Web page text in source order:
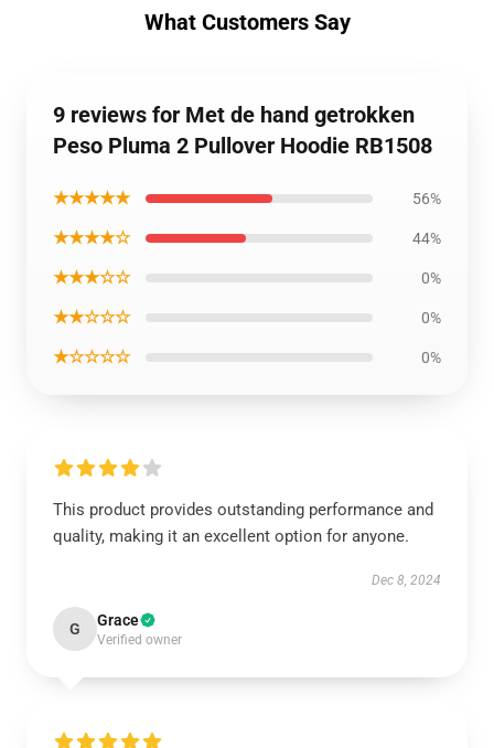
What Customers Say
9 reviews for Met de hand getrokken
Peso Pluma 2 Pullover Hoodie RB1508
★★★★★ 56%
★★★★☆ 44%
★★★☆☆ 0%
★★☆☆☆ 0%
★☆☆☆☆ 0%
This product provides outstanding performance and
quality, making it an excellent option for anyone.
Dec 8, 2024
G Grace
Verified owner